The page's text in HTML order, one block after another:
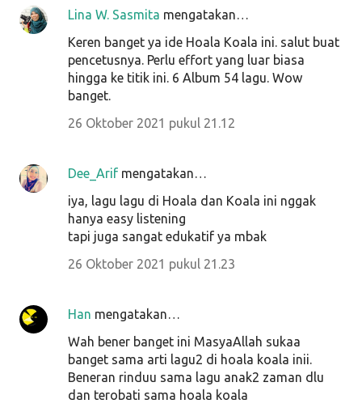
Lina W. Sasmita mengatakan…
Keren banget ya ide Hoala Koala ini. salut buat
pencetusnya. Perlu effort yang luar biasa
hingga ke titik ini. 6 Album 54 lagu. Wow
banget.
26 Oktober 2021 pukul 21.12
Dee_Arif mengatakan…
iya, lagu lagu di Hoala dan Koala ini nggak
hanya easy listening
tapi juga sangat edukatif ya mbak
26 Oktober 2021 pukul 21.23
Han mengatakan…
Wah bener banget ini MasyaAllah sukaa
banget sama arti lagu2 di hoala koala inii.
Beneran rinduu sama lagu anak2 zaman dlu
dan terobati sama hoala koala